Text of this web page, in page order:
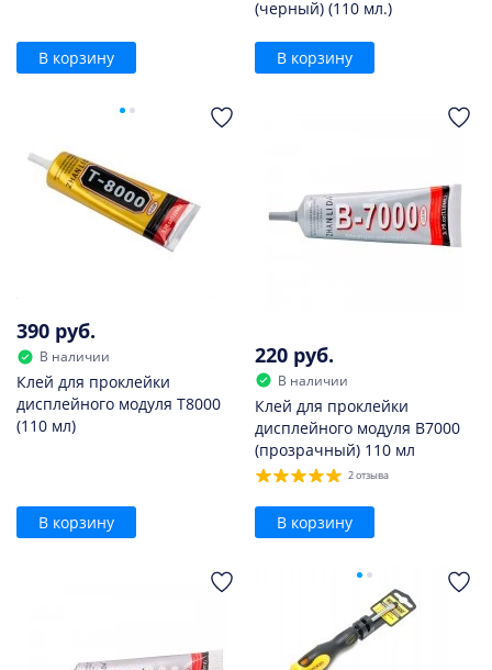
В корзину
(черный) (110 мл.)
В корзину
390 руб.
В наличии
Клей для проклейки
дисплейного модуля T8000
(110 мл)
В корзину
220 руб.
В наличии
Клей для проклейки
дисплейного модуля B7000
(прозрачный) 110 мл
2 отзыва
В корзину